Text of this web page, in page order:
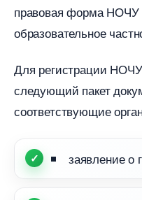
правовая форма НОЧУ
образовательное
Для регистрации
следующий пакет
соответствующие
заявление о